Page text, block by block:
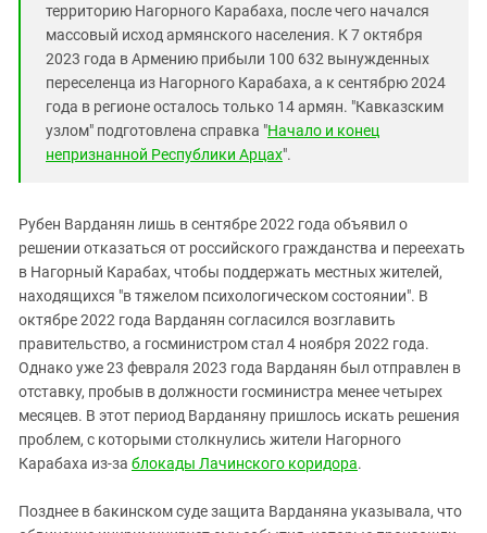
территорию Нагорного Карабаха, после чего начался
массовый исход армянского населения. К 7 октября
2023 года в Армению прибыли 100 632 вынужденных
переселенца из Нагорного Карабаха, а к сентябрю 2024
года в регионе осталось только 14 армян. "Кавказским
узлом" подготовлена справка "Начало и конец
непризнанной Республики Арцах".
Рубен Варданян лишь в сентябре 2022 года объявил о
решении отказаться от российского гражданства и переехать
в Нагорный Карабах, чтобы поддержать местных жителей,
находящихся "в тяжелом психологическом состоянии". В
октябре 2022 года Варданян согласился возглавить
правительство, а госминистром стал 4 ноября 2022 года.
Однако уже 23 февраля 2023 года Варданян был отправлен в
отставку, пробыв в должности госминистра менее четырех
месяцев. В этот период Варданяну пришлось искать решения
проблем, с которыми столкнулись жители Нагорного
Карабаха из-за блокады Лачинского коридора.
Позднее в бакинском суде защита Варданяна указывала, что